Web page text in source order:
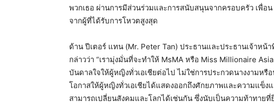
พวกเธอ ผ่านการมีส่วนร่วมและการสนับสนุนจากครอบครัว เพื่อน
จากผู้ที่ได้รับการโหวตสูงสุด
ด้าน ปีเตอร์ แทน (Mr. Peter Tan) ประธานและประธานเจ้าหน้
กล่าวว่า “เรามุ่งมั่นที่จะทำให้ MsMA หรือ Miss Millionaire Asia
บันดาลใจให้ผู้หญิงทั่วเอเชียต่อไป ไม่ใช่การประกวดนางงามหรื
โอกาสให้ผู้หญิงทั่วเอเชียได้แสดงออกถึงศักยภาพและความแข็ง
สามารถเปลี่ยนสังคมและโลกได้เช่นกัน ซึ่งนับเป็นความท้าทาย